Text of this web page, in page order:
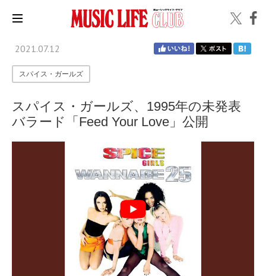
2021.07.12
スパイス・ガールズ
スパイス・ガールズ、1995年の未発表
バラード「Feed Your Love」公開